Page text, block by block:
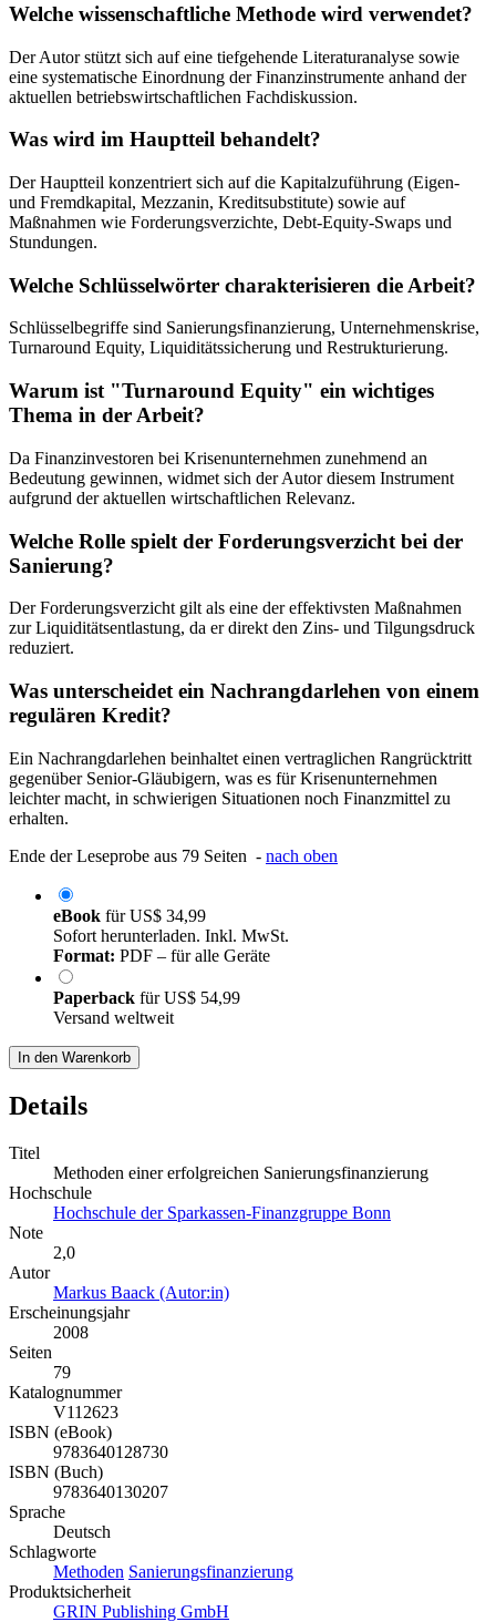
Welche wissenschaftliche Methode wird verwendet?
Der Autor stützt sich auf eine tiefgehende Literaturanalyse sowie
eine systematische Einordnung der Finanzinstrumente anhand der
aktuellen betriebswirtschaftlichen Fachdiskussion.
Was wird im Hauptteil behandelt?
Der Hauptteil konzentriert sich auf die Kapitalzuführung (Eigen-
und Fremdkapital, Mezzanin, Kreditsubstitute) sowie auf
Maßnahmen wie Forderungsverzichte, Debt-Equity-Swaps und
Stundungen.
Welche Schlüsselwörter charakterisieren die Arbeit?
Schlüsselbegriffe sind Sanierungsfinanzierung, Unternehmenskrise,
Turnaround Equity, Liquiditätssicherung und Restrukturierung.
Warum ist "Turnaround Equity" ein wichtiges
Thema in der Arbeit?
Da Finanzinvestoren bei Krisenunternehmen zunehmend an
Bedeutung gewinnen, widmet sich der Autor diesem Instrument
aufgrund der aktuellen wirtschaftlichen Relevanz.
Welche Rolle spielt der Forderungsverzicht bei der
Sanierung?
Der Forderungsverzicht gilt als eine der effektivsten Maßnahmen
zur Liquiditätsentlastung, da er direkt den Zins- und Tilgungsdruck
reduziert.
Was unterscheidet ein Nachrangdarlehen von einem
regulären Kredit?
Ein Nachrangdarlehen beinhaltet einen vertraglichen Rangrücktritt
gegenüber Senior-Gläubigern, was es für Krisenunternehmen
leichter macht, in schwierigen Situationen noch Finanzmittel zu
erhalten.
Ende der Leseprobe aus 79 Seiten - nach oben
eBook fürUS$ 34,99
Sofort herunterladen. Inkl. MwSt.
Format: PDF – für alle Geräte
Paperback fürUS$ 54,99
Versand weltweit
In den Warenkorb
Details
Titel
Methoden einer erfolgreichen Sanierungsfinanzierung
Hochschule
Hochschule der Sparkassen-Finanzgruppe Bonn
Note
2,0
Autor
Markus Baack (Autor:in)
Erscheinungsjahr
2008
Seiten
79
Katalognummer
V112623
ISBN (eBook)
9783640128730
ISBN (Buch)
9783640130207
Sprache
Deutsch
Schlagworte
Methoden Sanierungsfinanzierung
Produktsicherheit
GRIN Publishing GmbH